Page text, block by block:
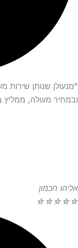
"מנעולן שנותן שירות
ובמחיר מעולה, ממליץ
אליהו חכמון
☆
☆
☆
☆
☆